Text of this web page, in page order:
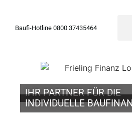
Baufi-Hotline 0800 37435464
IHR PARTNER FÜR DIE
INDIVIDUELLE